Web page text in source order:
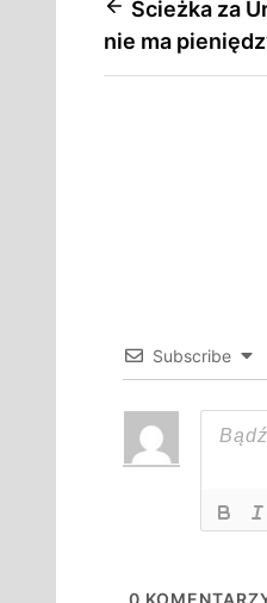
Nawigacja
wpisu
Ścieżka za
nie ma
Subscribe